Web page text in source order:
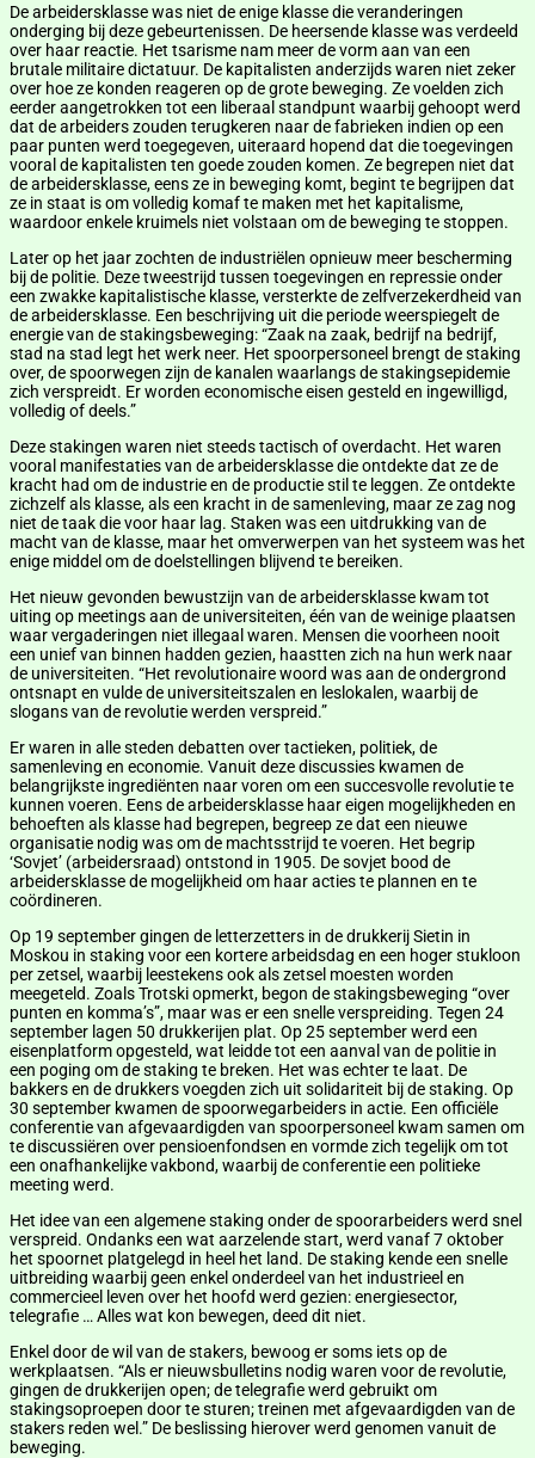
De arbeidersklasse was niet de enige klasse die veranderingen
onderging bij deze gebeurtenissen. De heersende klasse was verdeeld
over haar reactie. Het tsarisme nam meer de vorm aan van een
brutale militaire dictatuur. De kapitalisten anderzijds waren niet zeker
over hoe ze konden reageren op de grote beweging. Ze voelden zich
eerder aangetrokken tot een liberaal standpunt waarbij gehoopt werd
dat de arbeiders zouden terugkeren naar de fabrieken indien op een
paar punten werd toegegeven, uiteraard hopend dat die toegevingen
vooral de kapitalisten ten goede zouden komen. Ze begrepen niet dat
de arbeidersklasse, eens ze in beweging komt, begint te begrijpen dat
ze in staat is om volledig komaf te maken met het kapitalisme,
waardoor enkele kruimels niet volstaan om de beweging te stoppen.
Later op het jaar zochten de industriëlen opnieuw meer bescherming
bij de politie. Deze tweestrijd tussen toegevingen en repressie onder
een zwakke kapitalistische klasse, versterkte de zelfverzekerdheid van
de arbeidersklasse. Een beschrijving uit die periode weerspiegelt de
energie van de stakingsbeweging: “Zaak na zaak, bedrijf na bedrijf,
stad na stad legt het werk neer. Het spoorpersoneel brengt de staking
over, de spoorwegen zijn de kanalen waarlangs de stakingsepidemie
zich verspreidt. Er worden economische eisen gesteld en ingewilligd,
volledig of deels.”
Deze stakingen waren niet steeds tactisch of overdacht. Het waren
vooral manifestaties van de arbeidersklasse die ontdekte dat ze de
kracht had om de industrie en de productie stil te leggen. Ze ontdekte
zichzelf als klasse, als een kracht in de samenleving, maar ze zag nog
niet de taak die voor haar lag. Staken was een uitdrukking van de
macht van de klasse, maar het omverwerpen van het systeem was het
enige middel om de doelstellingen blijvend te bereiken.
Het nieuw gevonden bewustzijn van de arbeidersklasse kwam tot
uiting op meetings aan de universiteiten, één van de weinige plaatsen
waar vergaderingen niet illegaal waren. Mensen die voorheen nooit
een unief van binnen hadden gezien, haastten zich na hun werk naar
de universiteiten. “Het revolutionaire woord was aan de ondergrond
ontsnapt en vulde de universiteitszalen en leslokalen, waarbij de
slogans van de revolutie werden verspreid.”
Er waren in alle steden debatten over tactieken, politiek, de
samenleving en economie. Vanuit deze discussies kwamen de
belangrijkste ingrediënten naar voren om een succesvolle revolutie te
kunnen voeren. Eens de arbeidersklasse haar eigen mogelijkheden en
behoeften als klasse had begrepen, begreep ze dat een nieuwe
organisatie nodig was om de machtsstrijd te voeren. Het begrip
‘Sovjet’ (arbeidersraad) ontstond in 1905. De sovjet bood de
arbeidersklasse de mogelijkheid om haar acties te plannen en te
coördineren.
Op 19 september gingen de letterzetters in de drukkerij Sietin in
Moskou in staking voor een kortere arbeidsdag en een hoger stukloon
per zetsel, waarbij leestekens ook als zetsel moesten worden
meegeteld. Zoals Trotski opmerkt, begon de stakingsbeweging “over
punten en komma’s”, maar was er een snelle verspreiding. Tegen 24
september lagen 50 drukkerijen plat. Op 25 september werd een
eisenplatform opgesteld, wat leidde tot een aanval van de politie in
een poging om de staking te breken. Het was echter te laat. De
bakkers en de drukkers voegden zich uit solidariteit bij de staking. Op
30 september kwamen de spoorwegarbeiders in actie. Een officiële
conferentie van afgevaardigden van spoorpersoneel kwam samen om
te discussiëren over pensioenfondsen en vormde zich tegelijk om tot
een onafhankelijke vakbond, waarbij de conferentie een politieke
meeting werd.
Het idee van een algemene staking onder de spoorarbeiders werd snel
verspreid. Ondanks een wat aarzelende start, werd vanaf 7 oktober
het spoornet platgelegd in heel het land. De staking kende een snelle
uitbreiding waarbij geen enkel onderdeel van het industrieel en
commercieel leven over het hoofd werd gezien: energiesector,
telegrafie … Alles wat kon bewegen, deed dit niet.
Enkel door de wil van de stakers, bewoog er soms iets op de
werkplaatsen. “Als er nieuwsbulletins nodig waren voor de revolutie,
gingen de drukkerijen open; de telegrafie werd gebruikt om
stakingsoproepen door te sturen; treinen met afgevaardigden van de
stakers reden wel.” De beslissing hierover werd genomen vanuit de
beweging.